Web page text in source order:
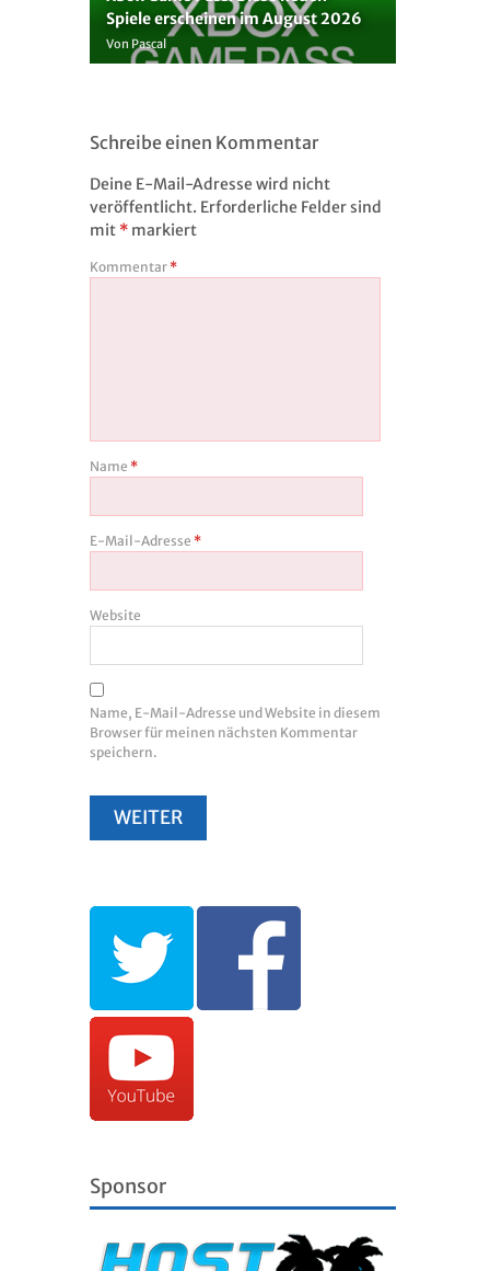
Spiele erscheinen im August 2026
Von Pascal
Schreibe einen Kommentar
Deine E-Mail-Adresse wird nicht
veröffentlicht. Erforderliche Felder sind
mit * markiert
Kommentar *
Name *
E-Mail-Adresse *
Website
Name, E-Mail-Adresse und Website in diesem
Browser für meinen nächsten Kommentar
speichern.
Sponsor